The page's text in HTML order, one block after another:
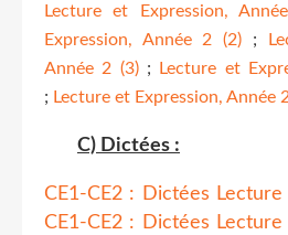
Lecture et Expression,
Expression, Année 2 (2) ;
Année 2 (3) ;
Lecture et
; Lecture et Expression, Année
C) Dictées :
CE1-CE2 : Dictées
CE1-CE2 : Dictées